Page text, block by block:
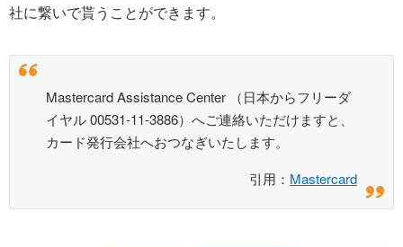
社に繋いで貰うことができます。
Mastercard Assistance Center （日本からフリーダ
イヤル 00531-11-3886）へご連絡いただけますと、
カード発行会社へおつなぎいたします。
引用： Mastercard